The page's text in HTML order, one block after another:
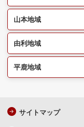
山本地域
由利地域
平鹿地域
サイトマップ